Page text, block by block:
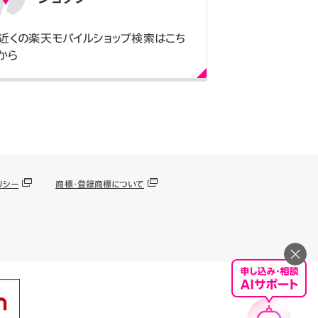
くの楽天モバイルショップ検索はこち
ら
シー 商標・登録商標について